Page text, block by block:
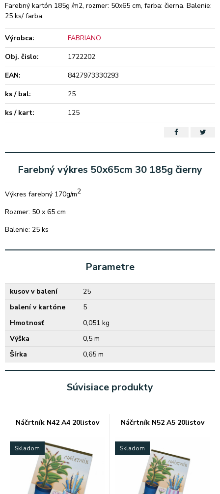
Farebný kartón 185g /m2, rozmer: 50x65 cm, farba: čierna. Balenie:
25 ks/ farba.
Výrobca:
FABRIANO
Obj. čislo:
1722202
EAN:
8427973330293
ks / bal:
25
ks / kart:
125
Farebný výkres 50x65cm 30 185g čierny
Výkres farebný 170g/m2
Rozmer: 50 x 65 cm
Balenie: 25 ks
Parametre
kusov v balení
25
balení v kartóne
5
Hmotnosť
0,051 kg
Výška
0,5 m
Šírka
0,65 m
Súvisiace produkty
Náčrtník N42 A4 20listov
Skladom
Náčrtník N52 A5 20listov
Skladom